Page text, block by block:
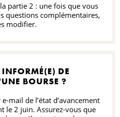
partie 2 : une fois que vous
questions complémentaires,
modifier.
DE
BOURSE ?
mail de l’état d’avancement
le 2 juin. Assurez-vous que